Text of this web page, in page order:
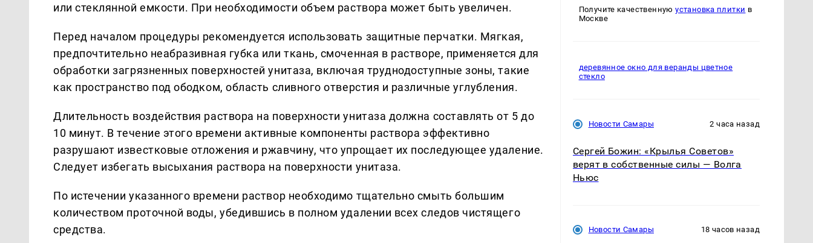
или стеклянной емкости. При необходимости объем раствора может быть увеличен.
Перед началом процедуры рекомендуется использовать защитные перчатки. Мягкая,
предпочтительно неабразивная губка или ткань, смоченная в растворе, применяется для
обработки загрязненных поверхностей унитаза, включая труднодоступные зоны, такие
как пространство под ободком, область сливного отверстия и различные углубления.
Длительность воздействия раствора на поверхности унитаза должна составлять от 5 до
10 минут. В течение этого времени активные компоненты раствора эффективно
разрушают известковые отложения и ржавчину, что упрощает их последующее удаление.
Следует избегать высыхания раствора на поверхности унитаза.
По истечении указанного времени раствор необходимо тщательно смыть большим
количеством проточной воды, убедившись в полном удалении всех следов чистящего
средства.
Получите качественнуюустановка плитки в
Москве
деревянное окно для веранды цветное
стекло
Новости Самары 2 часа назад
Сергей Божин: «Крылья Советов»
верят в собственные силы — Волга
Ньюс
Новости Самары 18 часов назад